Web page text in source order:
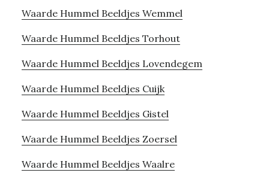
Waarde Hummel Beeldjes Wemmel
Waarde Hummel Beeldjes Torhout
Waarde Hummel Beeldjes Lovendegem
Waarde Hummel Beeldjes Cuijk
Waarde Hummel Beeldjes Gistel
Waarde Hummel Beeldjes Zoersel
Waarde Hummel Beeldjes Waalre